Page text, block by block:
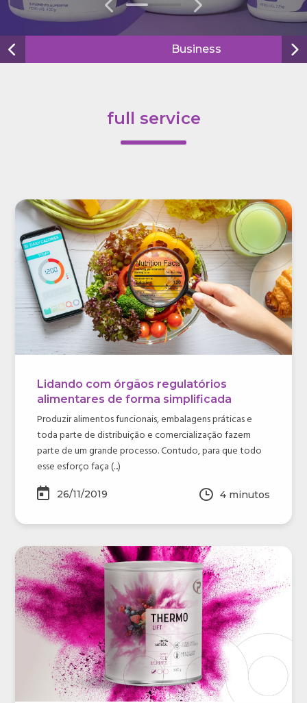
0 1 2 3
Business
full service
Lidando com órgãos regulatórios
alimentares de forma simplificada
Produzir alimentos funcionais, embalagens práticas e
toda parte de distribuição e comercialização fazem
parte de um grande processo. Contudo, para que todo
esse esforço faça (...)
26/11/2019 4 minutos